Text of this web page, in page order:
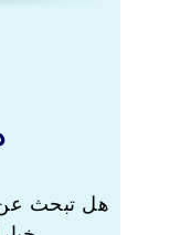
هل تبحث